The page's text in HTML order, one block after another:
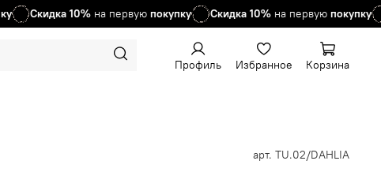
Скидка10%на первуюпокупку Скидка10%на первуюпокупку
Профиль Избранное Корзина
арт. TU.02/DAHLIA